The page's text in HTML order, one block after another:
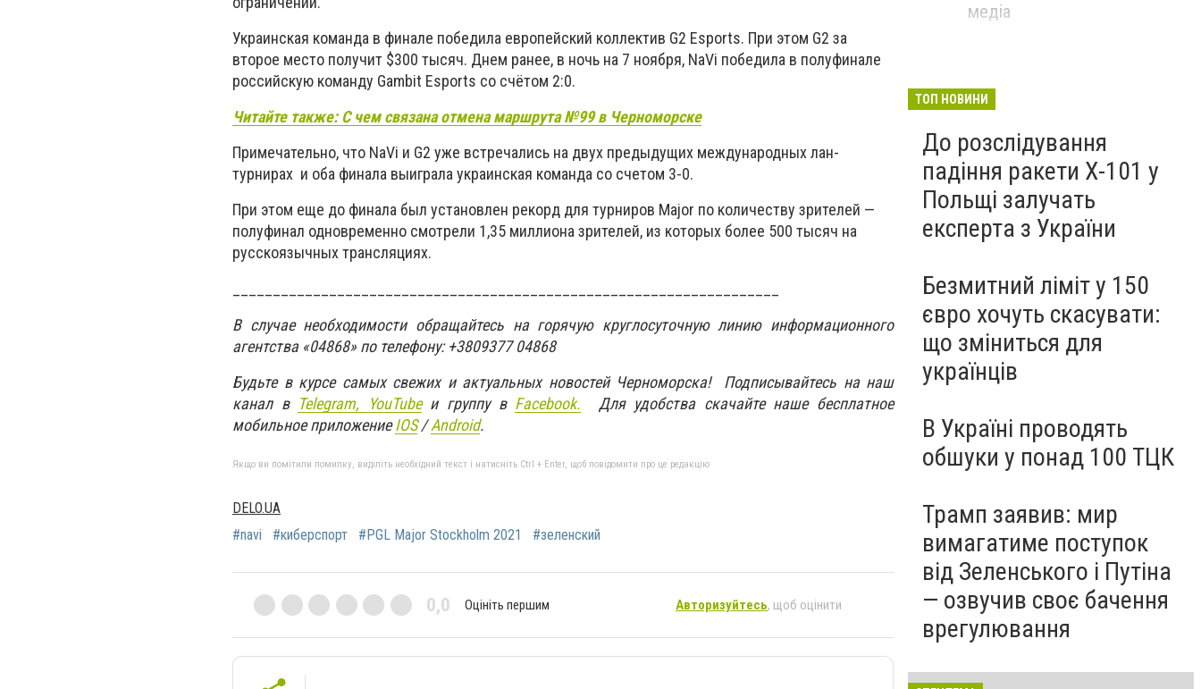
Украинская команда в финале победила европейский коллектив G2 Esports. При этом G2 за
второе место получит $300 тысяч. Днем ранее, в ночь на 7 ноября, NaVi победила в полуфинале
российскую команду Gambit Esports со счётом 2:0.
Читайте также: С чем связана отмена маршрута №99 в Черноморске
Примечательно, что NaVi и G2 уже встречались на двух предыдущих международных лан-
турнирах и оба финала выиграла украинская команда со счетом 3-0.
При этом еще до финала был установлен рекорд для турниров Major по количеству зрителей —
полуфинал одновременно смотрели 1,35 миллиона зрителей, из которых более 500 тысяч на
русскоязычных трансляциях.
В случае необходимости обращайтесь на горячую круглосуточную линию информационного
агентства «04868» по телефону: +3809377 04868
Будьте в курсе самых свежих и актуальных новостей Черноморска! Подписывайтесь на наш
канал в Telegram, YouTubeи группу в Facebook. Для удобства скачайте наше бесплатное
мобильное приложениеIOS/Android.
Якщо ви помітили помилку, виділіть необхідний текст і натисніть Ctrl + Enter, щоб повідомити про це редакцію
DELO.UA
#navi
#киберспорт #PGL Major Stockholm 2021 #зеленский
0,0 Оцініть першим Авторизуйтесь, щоб оцінити
медіа
ТОП НОВИНИ
До розслідування
падіння ракети Х-101 у
Польщі залучать
експерта з України
Безмитний ліміт у 150
євро хочуть скасувати:
що зміниться для
українців
В Україні проводять
обшуки у понад 100 ТЦК
Трамп заявив: мир
вимагатиме поступок
від Зеленського і Путіна
— озвучив своє бачення
врегулювання